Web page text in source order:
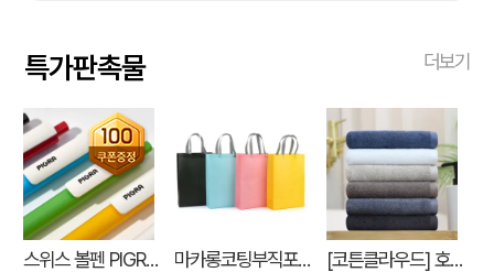
특가판촉물 더보기
스위스 볼펜 PIGRA P03 피그라 볼펜
마카롱코팅부직포가방 (300*430*105mm)
[코튼클라우드] 호텔수건 170g 1P (자수,나염)